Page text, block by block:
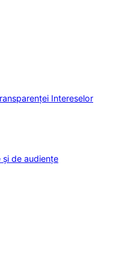
Intereselor
de audiențe